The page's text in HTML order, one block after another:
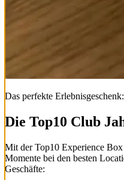
Das perfekte Erlebnisgeschenk:
Die Top10 Club
Mit derTop10 Experience Box
Momente bei den besten
Geschäfte: